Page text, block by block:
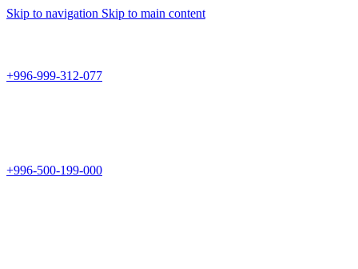
Skip to navigation Skip to main content
+996-999-312-077
+996-500-199-000